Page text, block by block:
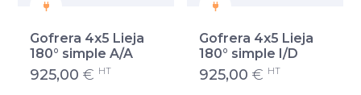
Gofrera 4x5 Lieja
180° simple A/A
925,00 € HT
Gofrera 4x5 Lieja
180° simple I/D
925,00 € HT